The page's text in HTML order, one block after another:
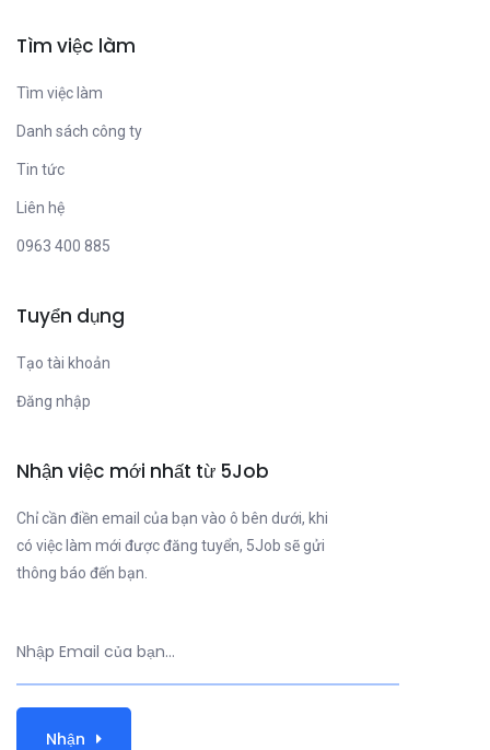
Tìm việc làm
Tìm việc làm
Danh sách công ty
Tin tức
Liên hệ
0963 400 885
Tuyển dụng
Tạo tài khoản
Đăng nhập
Nhận việc mới nhất từ 5Job
Chỉ cần điền email của bạn vào ô bên dưới, khi
có việc làm mới được đăng tuyển, 5Job sẽ gửi
thông báo đến bạn.
Nhận